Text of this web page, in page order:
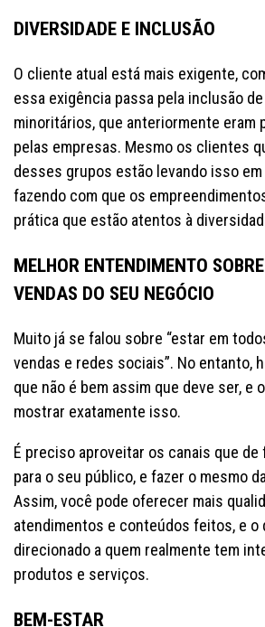
DIVERSIDADE E INCLUSÃO
O cliente atual está mais exigente,
essa exigência passa pela inclusão
minoritários, que anteriormente eram
pelas empresas. Mesmo os clientes
desses grupos estão levando isso
fazendo com que os
prática que estão atentos à
MELHOR ENTENDIMENTO
VENDAS DO SEU NEGÓCIO
Muito já se falou sobre “estar em
vendas e redes sociais”. No entanto,
que não é bem assim que deve ser, e
mostrar exatamente isso.
É preciso aproveitar os canais que
para o seu público, e fazer o mesmo
Assim, você pode oferecer mais
atendimentos e conteúdos feitos, e o
direcionado a quem realmente tem
produtos e serviços.
BEM-ESTAR